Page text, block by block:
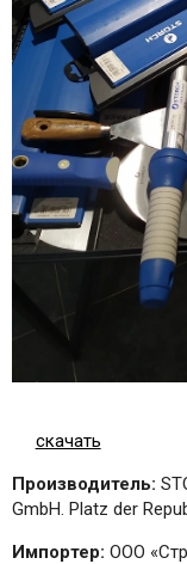
скачать
Производитель:
GmbH. Platz der
Импортер: ООО